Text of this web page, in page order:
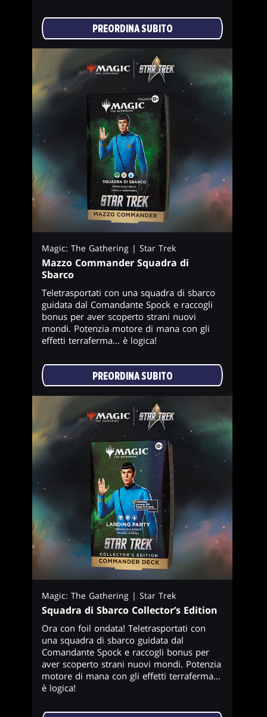
PREORDINA SUBITO
Magic: The Gathering | Star Trek
Mazzo Commander Squadra di
Sbarco
Teletrasportati con una squadra di sbarco
guidata dal Comandante Spock e raccogli
bonus per aver scoperto strani nuovi
mondi. Potenzia motore di mana con gli
effetti terraferma... è logica!
PREORDINA SUBITO
Magic: The Gathering | Star Trek
Squadra di Sbarco Collector’s Edition
Ora con foil ondata! Teletrasportati con
una squadra di sbarco guidata dal
Comandante Spock e raccogli bonus per
aver scoperto strani nuovi mondi. Potenzia
motore di mana con gli effetti terraferma...
è logica!